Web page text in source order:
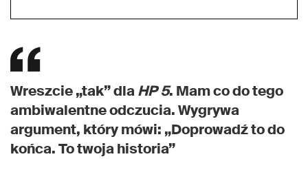
Wreszcie „tak” dlaHP 5. Mam co do tego
ambiwalentne odczucia. Wygrywa
argument, który mówi: „Doprowadź to do
końca. To twoja historia”